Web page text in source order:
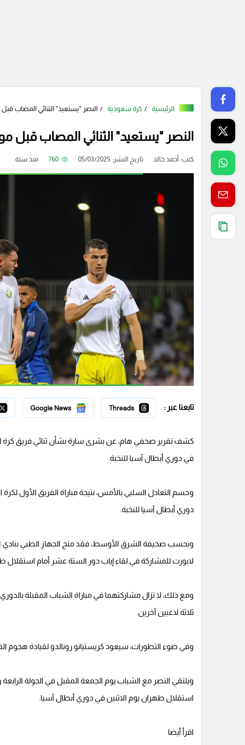
الرئيسية كرة سعودية النصر "يستعيد" الثنائي المصاب
النصر "يستعيد" الثنائي المصاب قبل
كتب:أحمد خالد تاريخ النشر: 05/03/2025 760 منذ سنة
تابعنا عبر : Threads
Google News
كشف تقرير صحفي هام، عن بشرى سارة بشأن ثنائي فريق كرة
في دوري أبطال آسيا للنخبة.
وحسم التعادل السلبي بالأمس، نتيجة مباراة الفريق الأول
دوري أبطال آسيا للنخبة.
وبحسب صحيفة الشرق الأوسط، فقد منح الجهاز الطبي بنادي
لابورت للمشاركة في لقاء إياب دور الستة عشر أمام استقلال
ومع ذلك، لا تزال مشاركتهما في مباراة الشباب المقبلة
ثلاثة لاعبين آخرين.
وفي ضوء التطورات، سيعود كريستيانو رونالدو لقيادة هجوم
ويلتقي النصر مع الشباب يوم الجمعة المقبل في الجولة
استقلال طهران يوم الاثنين في دوري أبطال آسيا.
اقرأ أيضا